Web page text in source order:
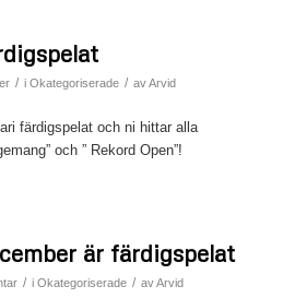
/ i Okategoriserade / avArvid
färdigspelat och ni hittar alla
och ” Rekord Open”!
är färdigspelat
/ i Okategoriserade / avArvid